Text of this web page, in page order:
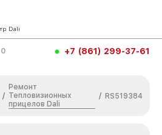
Dali
+7 (861) 299-37-61
/
Ремонт
Тепловизионных
прицелов Dali
/ RS519384